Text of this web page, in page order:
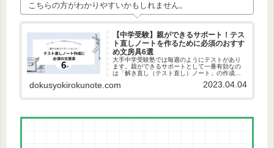
こちらの方がわかりやすいかもしれません。
【中学受験】親ができるサポート！テス
ト直しノートを作るために必須のおすす
め文房具6選
大手中学受験塾では毎週のようにテストがあり
ます。親ができるサポートとして一番有効なの
は「解き直し（テスト直し）ノート」の作成で
かかることができます。忙しい親御さんの時間
します。
dokusyokirokunote.com 2023.04.04